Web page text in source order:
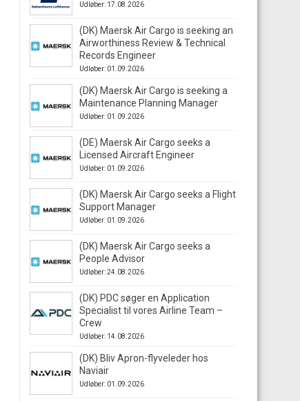
Udløber: 17.08.2026
(DK) Maersk Air Cargo is seeking an
Airworthiness Review & Technical
Records Engineer
Udløber: 01.09.2026
(DK) Maersk Air Cargo is seeking a
Maintenance Planning Manager
Udløber: 01.09.2026
(DE) Maersk Air Cargo seeks a
Licensed Aircraft Engineer
Udløber: 01.09.2026
(DK) Maersk Air Cargo seeks a Flight
Support Manager
Udløber: 01.09.2026
(DK) Maersk Air Cargo seeks a
People Advisor
Udløber: 24.08.2026
(DK) PDC søger en Application
Specialist til vores Airline Team –
Crew
Udløber: 14.08.2026
(DK) Bliv Apron-flyveleder hos
Naviair
Udløber: 01.09.2026